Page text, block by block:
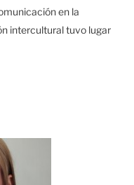
en la
intercultural tuvo lugar